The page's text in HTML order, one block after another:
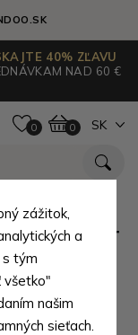
40% ZĽAVU
NAD 60 €
0 0 SK
- 1 pár
zážitok,
a
s tým
všetko"
našim
sieťach.